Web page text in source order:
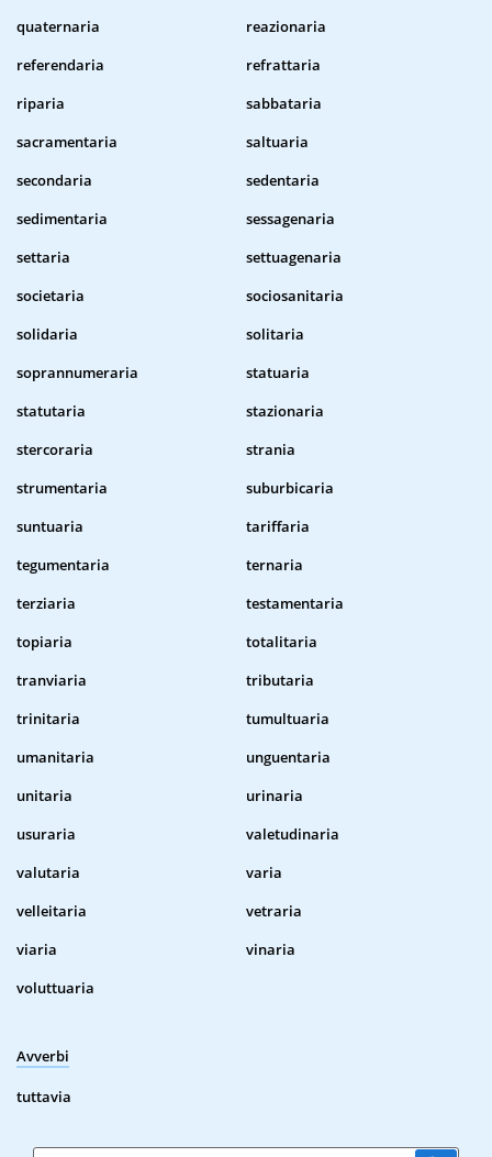
quaternaria
reazionaria
referendaria
refrattaria
riparia
sabbataria
sacramentaria
saltuaria
secondaria
sedentaria
sedimentaria
sessagenaria
settaria
settuagenaria
societaria
sociosanitaria
solidaria
solitaria
soprannumeraria
statuaria
statutaria
stazionaria
stercoraria
strania
strumentaria
suburbicaria
suntuaria
tariffaria
tegumentaria
ternaria
terziaria
testamentaria
topiaria
totalitaria
tranviaria
tributaria
trinitaria
tumultuaria
umanitaria
unguentaria
unitaria
urinaria
usuraria
valetudinaria
valutaria
varia
velleitaria
vetraria
viaria
vinaria
voluttuaria
Avverbi
tuttavia